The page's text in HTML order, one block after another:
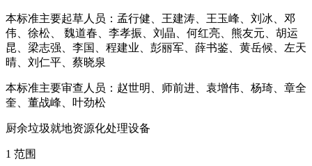
本标准主要起草人员：孟行健、王建涛、王玉峰、刘冰、邓
伟、徐松、 魏道春、李孝振、刘晶、何红亮、熊友元、胡运
昆、梁志强、李国、程建业、彭丽军、薛书鉴、黄岳候、左天
晴、刘仁平、蔡晓泉
本标准主要审查人员：赵世明、师前进、袁增伟、杨琦、章全
奎、董战峰、叶劲松
厨余垃圾就地资源化处理设备
1 范围